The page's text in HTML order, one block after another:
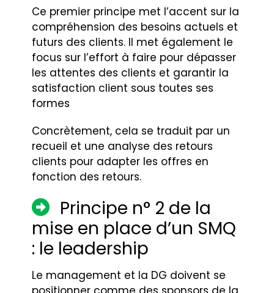
Ce premier principe met l’accent sur la
compréhension des besoins actuels et
futurs des clients. Il met également le
focus sur l’effort à faire pour dépasser
les attentes des clients et garantir la
satisfaction client sous toutes ses
formes
Concrètement, cela se traduit par un
recueil et une analyse des retours
clients pour adapter les offres en
fonction des retours.
Principe n° 2 de la
mise en place d’un SMQ
: le leadership
Le management et la DG doivent se